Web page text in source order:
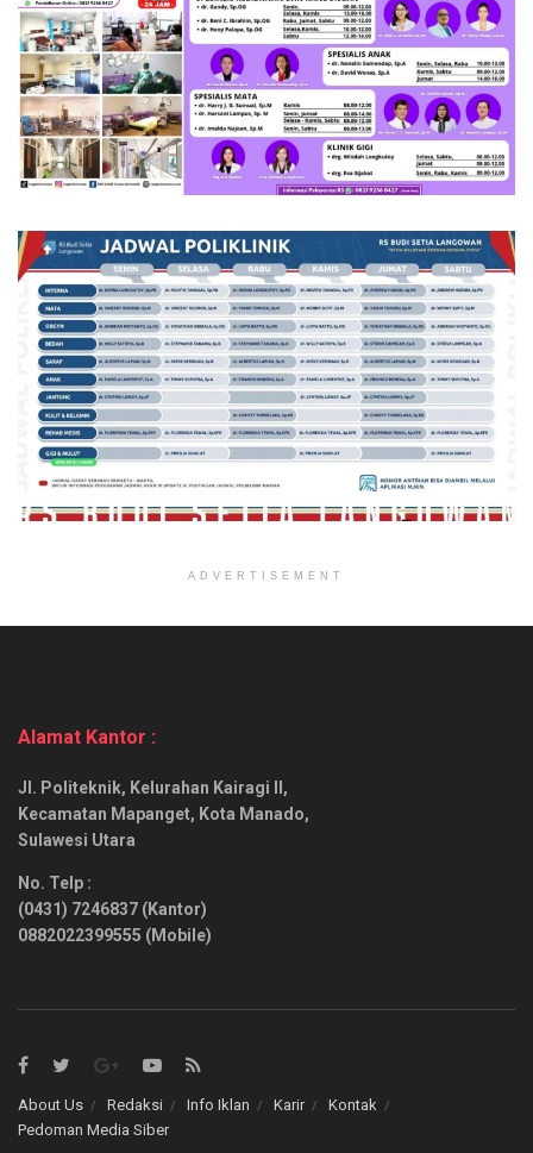
ADVERTISEMENT
Alamat Kantor :
Jl. Politeknik, Kelurahan Kairagi II,
Kecamatan Mapanget, Kota Manado,
Sulawesi Utara
No. Telp :
(0431) 7246837 (Kantor)
0882022399555 (Mobile)
About Us Redaksi Info Iklan Karir
Kontak
Pedoman Media Siber